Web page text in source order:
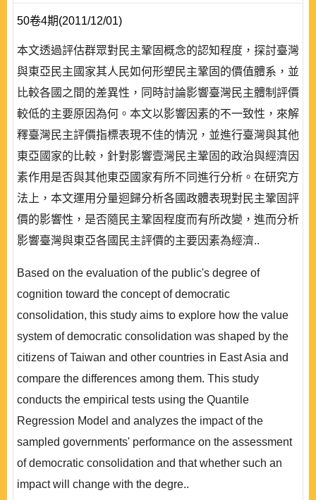
50卷4期(2011/12/01)
本文透過評估群眾對民主鞏固概念的認知程度，探討臺灣
與東亞民主國家其人民如何形塑民主鞏固的價值體系，並
比較各國之間的差異性，同時討論影響臺灣民主體制評價
較低的主要原因為何。本文以影響因素的不一致性，來解
釋臺灣民主評價指標表現不佳的情況，並進行臺灣與其他
東亞國家的比較，針對影響壹灣民主鞏固的政治與經濟因
素作用是否與其他東亞國家有所不同進行分析。在研究方
法上，本文運用分量迴歸分析各國政體表現對民主鞏固評
價的影響性，是否隨民主鞏固程度而有所改變，進而分析
影響臺灣與東亞各國民主評價的主要因素為經濟..
Based on the evaluation of the public's degree of
cognition toward the concept of democratic
consolidation, this study aims to explore how the value
system of democratic consolidation was shaped by the
citizens of Taiwan and other countries in East Asia and
compare the differences among them. This study
conducts the empirical tests using the Quantile
Regression Model and analyzes the impact of the
sampled governments' performance on the assessment
of democratic consolidation and that whether such an
impact will change with the degre..